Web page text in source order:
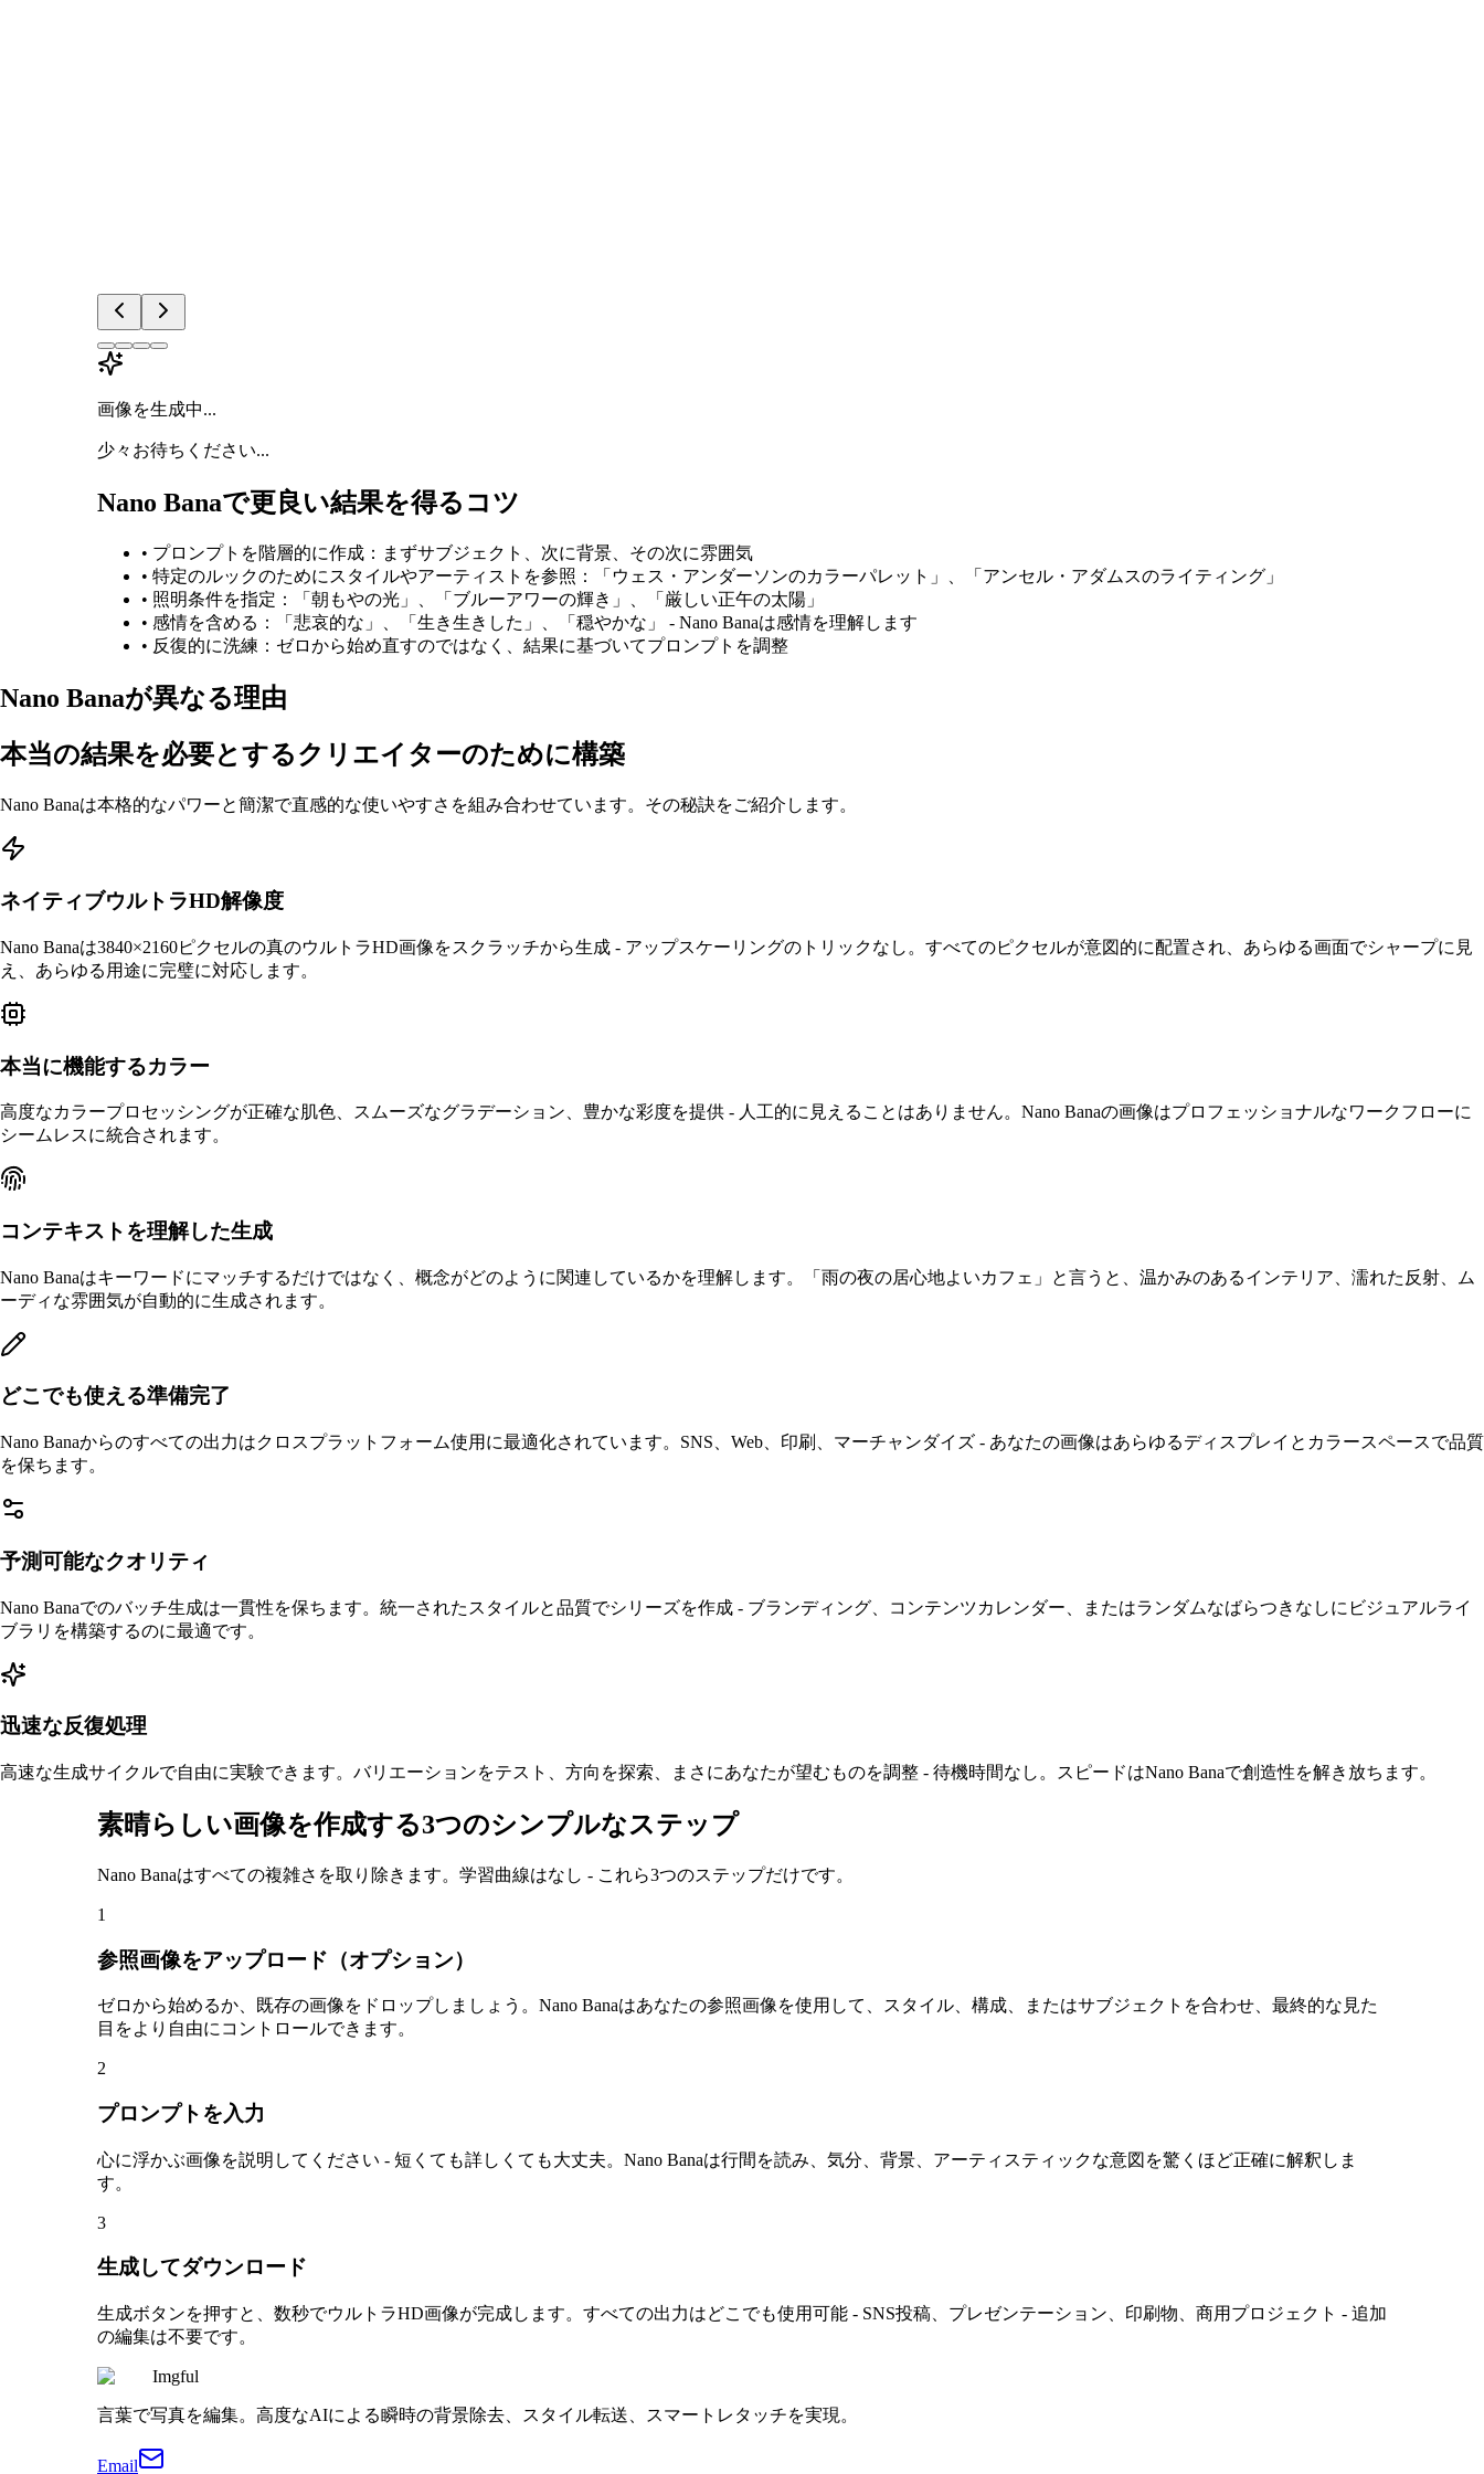
画像を生成中...
少々お待ちください...
Nano Banaで更良い結果を得るコツ
• プロンプトを階層的に作成：まずサブジェクト、次に背景、その次に雰囲気
• 特定のルックのためにスタイルやアーティストを参照：「ウェス・アンダーソンのカラーパレット」、「アンセル・アダムスのライティング」
• 照明条件を指定：「朝もやの光」、「ブルーアワーの輝き」、「厳しい正午の太陽」
• 感情を含める：「悲哀的な」、「生き生きした」、「穏やかな」 - Nano Banaは感情を理解します
• 反復的に洗練：ゼロから始め直すのではなく、結果に基づいてプロンプトを調整
Nano Banaが異なる理由
本当の結果を必要とするクリエイターのために構築
Nano Banaは本格的なパワーと簡潔で直感的な使いやすさを組み合わせています。その秘訣をご紹介します。
ネイティブウルトラHD解像度
Nano Banaは3840×2160ピクセルの真のウルトラHD画像をスクラッチから生成 - アップスケーリングのトリックなし。すべてのピクセルが意図的に配置され、あらゆる画面でシャープに見
え、あらゆる用途に完璧に対応します。
本当に機能するカラー
高度なカラープロセッシングが正確な肌色、スムーズなグラデーション、豊かな彩度を提供 - 人工的に見えることはありません。Nano Banaの画像はプロフェッショナルなワークフローに
シームレスに統合されます。
コンテキストを理解した生成
Nano Banaはキーワードにマッチするだけではなく、概念がどのように関連しているかを理解します。「雨の夜の居心地よいカフェ」と言うと、温かみのあるインテリア、濡れた反射、ム
ーディな雰囲気が自動的に生成されます。
どこでも使える準備完了
Nano Banaからのすべての出力はクロスプラットフォーム使用に最適化されています。SNS、Web、印刷、マーチャンダイズ - あなたの画像はあらゆるディスプレイとカラースペースで品質
を保ちます。
予測可能なクオリティ
Nano Banaでのバッチ生成は一貫性を保ちます。統一されたスタイルと品質でシリーズを作成 - ブランディング、コンテンツカレンダー、またはランダムなばらつきなしにビジュアルライ
ブラリを構築するのに最適です。
迅速な反復処理
高速な生成サイクルで自由に実験できます。バリエーションをテスト、方向を探索、まさにあなたが望むものを調整 - 待機時間なし。スピードはNano Banaで創造性を解き放ちます。
素晴らしい画像を作成する3つのシンプルなステップ
Nano Banaはすべての複雑さを取り除きます。学習曲線はなし - これら3つのステップだけです。
1
参照画像をアップロード（オプション）
ゼロから始めるか、既存の画像をドロップしましょう。Nano Banaはあなたの参照画像を使用して、スタイル、構成、またはサブジェクトを合わせ、最終的な見た
目をより自由にコントロールできます。
2
プロンプトを入力
心に浮かぶ画像を説明してください - 短くても詳しくても大丈夫。Nano Banaは行間を読み、気分、背景、アーティスティックな意図を驚くほど正確に解釈しま
す。
3
生成してダウンロード
生成ボタンを押すと、数秒でウルトラHD画像が完成します。すべての出力はどこでも使用可能 - SNS投稿、プレゼンテーション、印刷物、商用プロジェクト - 追加
の編集は不要です。
Imgful
言葉で写真を編集。高度なAIによる瞬時の背景除去、スタイル転送、スマートレタッチを実現。
Email